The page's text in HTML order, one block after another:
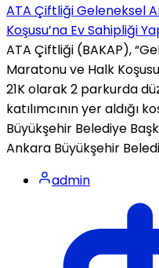
ATA Çiftliği Geleneksel
Koşusu’na Ev Sahipliği
ATA Çiftliği (BAKAP),
Maratonu ve Halk
21K olarak 2 parkurda
katılımcının yer aldığı
Büyükşehir Belediye
Ankara Büyükşehir
admin